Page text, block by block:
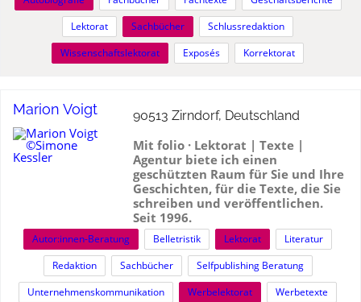
Lektorat
Sachbücher
Schlussredaktion
Wissenschaftslektorat
Exposés Korrektorat
Marion Voigt 90513 Zirndorf, Deutschland
Mit folio · Lektorat | Texte |
Agentur biete ich einen
geschützten Raum für Sie und Ihre
Geschichten, für die Texte, die Sie
schreiben und veröffentlichen.
Seit 1996.
Autor:innen-Beratung Belletristik Lektorat
Literatur
Redaktion
Sachbücher
Selfpublishing Beratung
Unternehmenskommunikation
Werbelektorat Werbetexte